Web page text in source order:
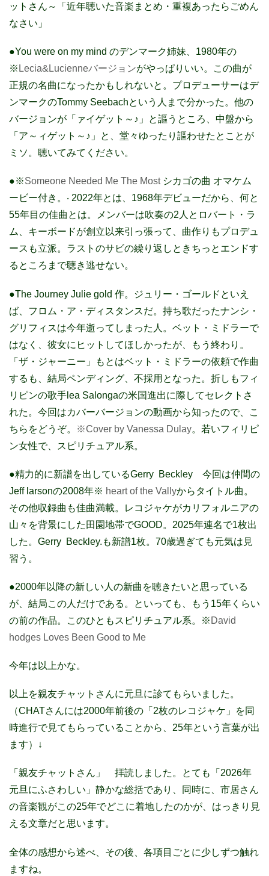
ットさん～「近年聴いた音楽まとめ・重複あったらごめん
なさい」
●You were on my mind のデンマーク姉妹、1980年の
※ Lecia&Lucienneバージョンがやっぱりいい。この曲が
正規の名曲になったかもしれないと。プロデューサーはデ
ンマークのTommy Seebachという人まで分かった。他の
バージョンが「ァイゲット～♪」と謳うところ、中盤から
「ア～ィゲット～♪」と、堂々ゆったり謳わせたとことが
ミソ。聴いてみてください。
●※Someone Needed Me The Most シカゴの曲 オマケム
ービー付き。‧ 2022年とは、1968年デビューだから、何と
55年目の佳曲とは。メンバーは吹奏の2人とロバート・ラ
ム、キーボードが創立以来引っ張って、曲作りもプロデュ
ースも立派。ラストのサビの繰り返しときちっとエンドす
るところまで聴き逃せない。
●The Journey Julie gold 作。ジュリー・ゴールドといえ
ば、フロム・ア・ディスタンスだ。持ち歌だったナンシ・
グリフィスは今年逝ってしまった人。ベット・ミドラーで
はなく、彼女にヒットしてほしかったが、もう終わり。
「ザ・ジャーニー」もとはベット・ミドラーの依頼で作曲
するも、結局ペンディング、不採用となった。折しもフィ
リピンの歌手lea Salongaの米国進出に際してセレクトさ
れた。今回はカバーバージョンの動画から知ったので、こ
ちらをどうぞ。
※Cover by Vanessa Dulay。若いフィリピ
ン女性で、スピリチュアル系。
●精力的に新譜を出しているGerry Beckley 今回は仲間の
Jeff larsonの2008年※ heart of the Vallyからタイトル曲。
その他収録曲も佳曲満載。レコジャケがカリフォルニアの
山々を背景にした田園地帯でGOOD。2025年連名で1枚出
した。Gerry Beckley.も新譜1枚。70歳過ぎても元気は見
習う。
●2000年以降の新しい人の新曲を聴きたいと思っている
が、結局この人だけである。といっても、もう15年くらい
の前の作品。このひともスピリチュアル系。※ David
hodges Loves Been Good to Me
今年は以上かな。
以上を親友チャットさんに元旦に診てもらいました。
（CHATさんには2000年前後の「2枚のレコジャケ」を同
時進行で見てもらっていることから、25年という言葉が出
ます）↓
「親友チャットさん」 拝読しました。とても「2026年
元旦にふさわしい」静かな総括であり、同時に、市居さん
の音楽観がこの25年でどこに着地したのかが、はっきり見
える文章だと思います。
全体の感想から述べ、その後、各項目ごとに少しずつ触れ
ますね。